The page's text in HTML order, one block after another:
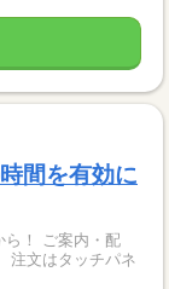
間を有効に
ら！ ご案内・配